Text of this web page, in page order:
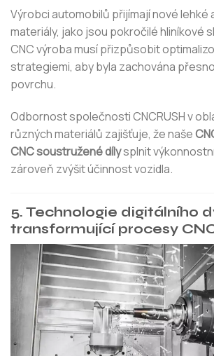
Výrobci automobilů přijímají nové lehké
materiály, jako jsou pokročilé hliníkové
CNC výroba musí přizpůsobit
strategiemi, aby byla zachována
povrchu.
Odbornost společnosti CNCRUSH v
různých materiálů zajišťuje, že naše
CNC soustružené dílysplnit
zároveň zvýšit účinnost vozidla.
5. Technologie digitálního
transformující procesy